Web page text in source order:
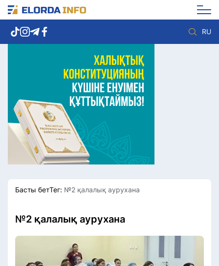
RU
Елорда жаңалықтары
Көзқарас
Саясат
Видео
Әлеумет
Экономика
Спорт
Мәдениет
Басты бетТег: №2 қалалық аурухана
№2 қалалық аурухана